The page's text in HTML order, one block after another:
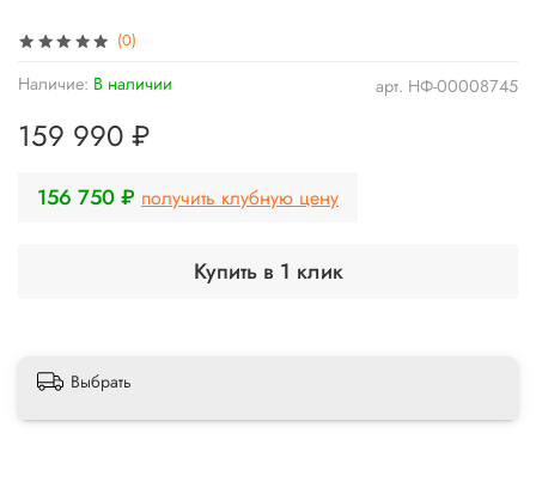
(0)
арт. НФ-00008745
Наличие: В наличии
159 990 ₽
156 750 ₽ получить клубную цену
Купить в 1 клик
Выбрать